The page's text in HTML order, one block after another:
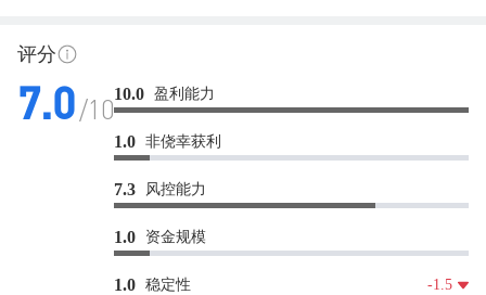
评分
7.0/1010.0 盈利能力
1.0 非侥幸获利
7.3 风控能力
1.0 资金规模
1.0 稳定性 -1.5